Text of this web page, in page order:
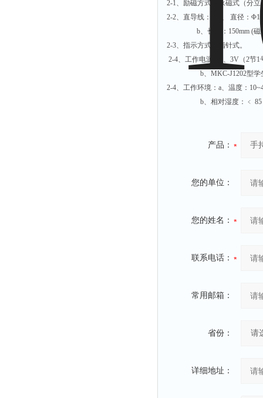
2-1、励磁方式：永磁式（分
2-2、直导线： a、 直径：
b、长度：150mm (磁
2-3、指示方式：指针
2-4、工作电源：a、3V（2节1
b、MKC-J1202型学生电
2-4、工作环境：a、温度：
b、相对湿度：﹤ 85
产品：
您的单位：
您的姓名：
联系电话：
常用邮箱：
省份：
详细地址：